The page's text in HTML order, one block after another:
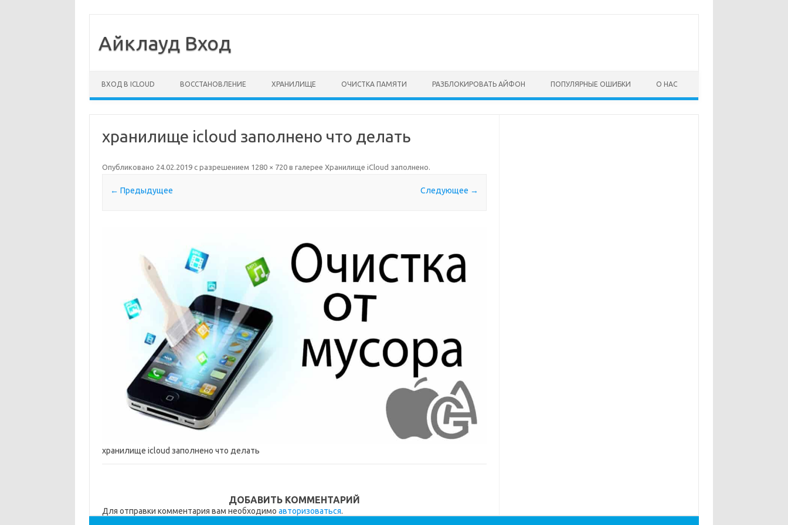
Айклауд Вход
ВХОД В ICLOUD ВОССТАНОВЛЕНИЕ ХРАНИЛИЩЕ ОЧИСТКА ПАМЯТИ РАЗБЛОКИРОВАТЬ АЙФОН ПОПУЛЯРНЫЕ ОШИБКИ О НАС
хранилище icloud заполнено что делать
Опубликовано 24.02.2019с разрешением 1280 × 720в галерее Хранилище iCloud заполнено.
← Предыдущее Следующее →
хранилище icloud заполнено что делать
ДОБАВИТЬ КОММЕНТАРИЙ
Для отправки комментария вам необходимо авторизоваться.